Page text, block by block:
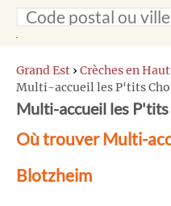
Grand Est › Crèches en
Multi-accueil les P'tits
Multi-accueil les
Où trouver Multi-
Blotzheim